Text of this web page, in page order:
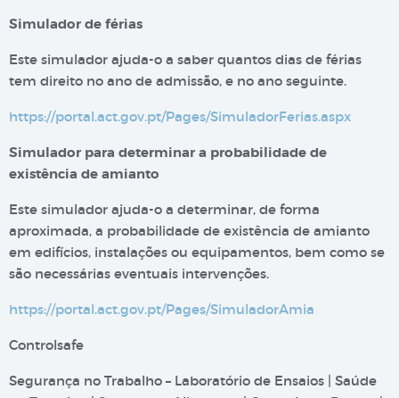
Simulador de férias​​
Este simulador ajuda-o a saber quantos dias de férias
tem direito no ano de admissão, e no ano seguinte.
https://portal.act.gov.pt/Pages/SimuladorFerias.aspx
Simulador para determinar a probabilidade de
existência de amianto​​​
Este simulador ajuda-o a determinar, de forma
aproximada, a probabilidade de existência de amianto
em edifícios, instalações ou equipamentos, bem como se
são necessárias eventuais intervenções.
https://portal.act.gov.pt/Pages/SimuladorAmia
Controlsafe
Segurança no Trabalho – Laboratório de Ensaios | Saúde